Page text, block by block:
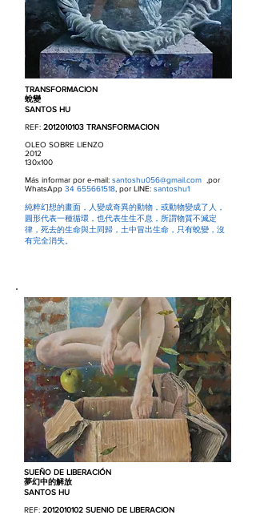
TRANSFORMACION
蛻變
SANTOS HU
REF: 2012010103 TRANSFORMACION
OLEO SOBRE LIENZO
2012
130x100
Más informar por e-mail: santoshu056@gmail.com ,por
WhatsApp 34 655661518 , por LINE: santoshu1
純粹幻想的畫面，人變成奇異的動物，或動物變成了人，
圓形代表一種循環，也代表生生不息，所謂物質不滅定
律，死去的生命與土同歸，土中冒出生命，只有蛻變，沒
有完全消失。
SUEÑO DE LIBERACIÓN
夢幻中的解放
SANTOS HU
REF: 2012010102 SUENIO DE LIBERACION